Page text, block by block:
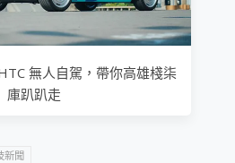
無人自駕，帶你高雄棧柒
庫趴趴走
新聞